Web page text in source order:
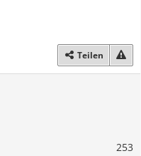
Teilen
253